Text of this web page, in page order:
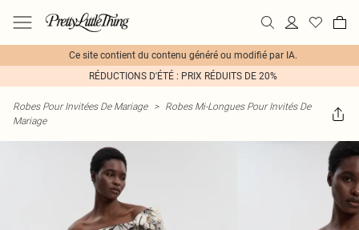
Ce site contient du contenu généré ou modifié par IA.
RÉDUCTIONS D'ÉTÉ : PRIX RÉDUITS DE 20%
Robes Pour Invitées De Mariage > Robes Mi-Longues Pour Invités De
Mariage